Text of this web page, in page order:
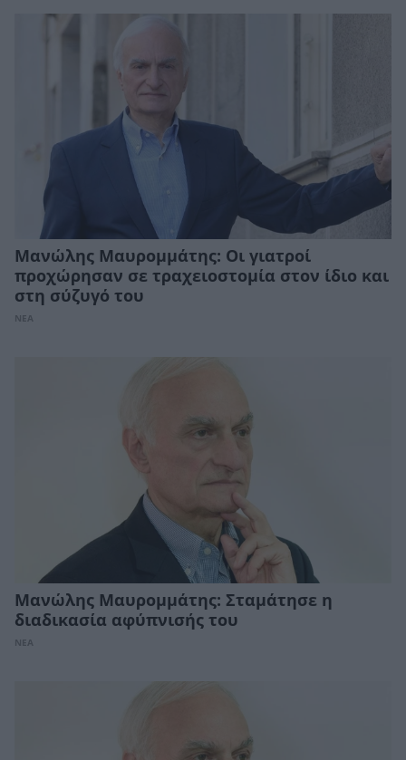
Μανώλης Μαυρομμάτης: Οι γιατροί
προχώρησαν σε τραχειοστομία στον ίδιο και
στη σύζυγό του
ΝΕΑ
Μανώλης Μαυρομμάτης: Σταμάτησε η
διαδικασία αφύπνισής του
ΝΕΑ